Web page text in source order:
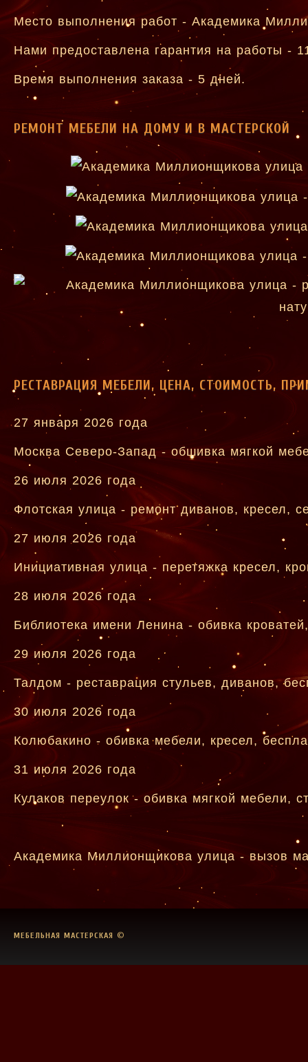
Место выполнения работ - Академика
Нами предоставлена гарантия на работы -
Время выполнения заказа - 5 дней.
РЕМОНТ МЕБЕЛИ НА ДОМУ И В МАСТЕРСКОЙ
РЕСТАВРАЦИЯ МЕБЕЛИ, ЦЕНА, СТОИМОСТЬ,
27 января 2026 года
Москва Северо-Запад - обшивка мягкой
26 июля 2026 года
Флотская улица - ремонт диванов, кресел,
27 июля 2026 года
Инициативная улица - перетяжка кресел,
28 июля 2026 года
Библиотека имени Ленина - обивка
29 июля 2026 года
Талдом - реставрация стульев, диванов,
30 июля 2026 года
Колюбакино - обивка мебели, кресел,
31 июля 2026 года
Кулаков переулок - обивка мягкой мебели,
Академика Миллионщикова улица - вызов
МЕБЕЛЬНАЯ МАСТЕРСКАЯ ©